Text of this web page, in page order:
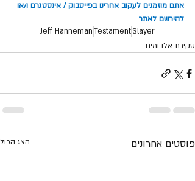
אתם מוזמנים לעקוב אחרינו בפייסבוק / אינסטגרם ו/או
להירשם לאתר
Slayer
Testament
Jeff Hanneman
סקירת אלבומים
פוסטים אחרונים הצג הכול